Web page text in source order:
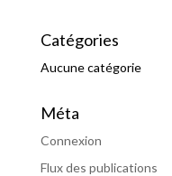
Catégories
Aucune catégorie
Méta
Connexion
Flux des publications